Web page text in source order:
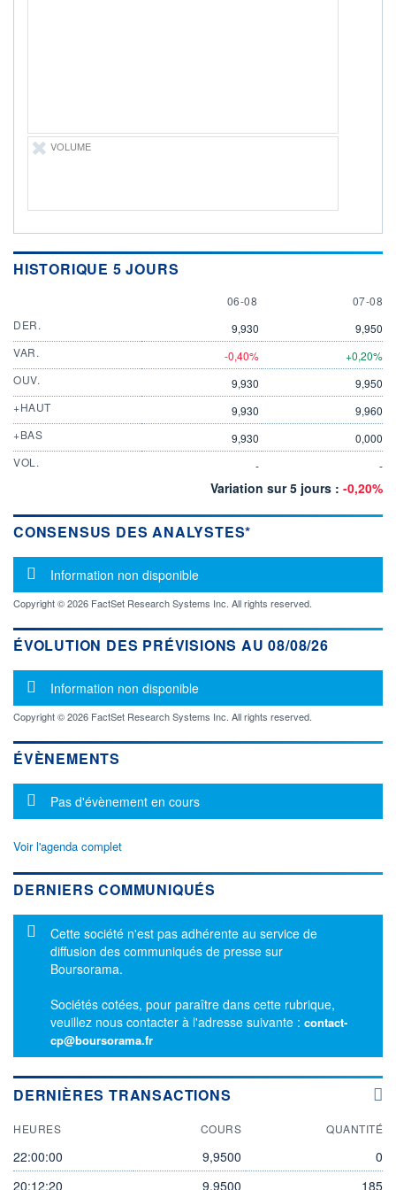
07.08.26 / 22:00:00
VOLUME
HISTORIQUE 5 JOURS
6 AUGUST
06-08 7
07-08
DER.
9,930
9,950
VAR.
-0,40%
+0,20%
OUV.
9,930
9,950
+HAUT
9,930
9,960
+BAS
9,930
0,000
VOL.
- -
Variation sur 5 jours : -0,20%
CONSENSUS DES ANALYSTES*
Message d'information
Information non disponible
Copyright © 2026 FactSet Research Systems Inc. All rights reserved.
ÉVOLUTION DES PRÉVISIONS AU 08/08/26
Message d'information
Information non disponible
Copyright © 2026 FactSet Research Systems Inc. All rights reserved.
ÉVÈNEMENTS
Message d'information
Pas d'évènement en cours
Voir l'agenda complet
DERNIERS COMMUNIQUÉS
Message d'information
Cette société n'est pas adhérente au service de
diffusion des communiqués de presse sur
Boursorama.
Sociétés cotées, pour paraître dans cette rubrique,
veuillez nous contacter à l'adresse suivante : contact-
cp@boursorama.fr
DERNIÈRES TRANSACTIONS
HEURES COURS QUANTITÉ
22:00:00 9,9500
0
20:12:20
9,9500 185